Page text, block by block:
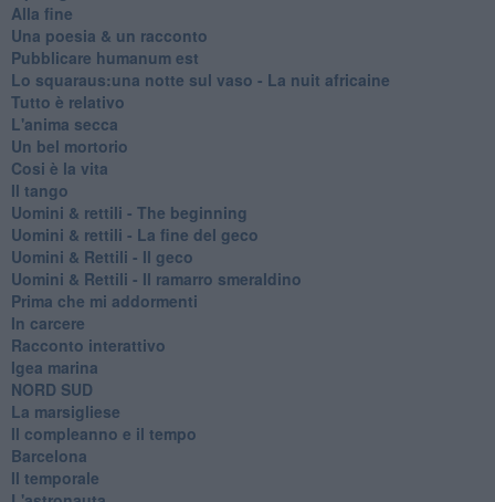
Alla fine
Una poesia & un racconto
Pubblicare humanum est
Lo squaraus:una notte sul vaso - La nuit africaine
Tutto è relativo
L'anima secca
Un bel mortorio
Cosi è la vita
Il tango
​Uomini & rettili - The beginning
​Uomini & rettili - La fine del geco
Uomini & Rettili - Il geco
Uomini & Rettili - Il ramarro smeraldino
Prima che mi addormenti
In carcere
Racconto interattivo
Igea marina
​NORD SUD
La marsigliese
Il compleanno e il tempo
Barcelona
Il temporale